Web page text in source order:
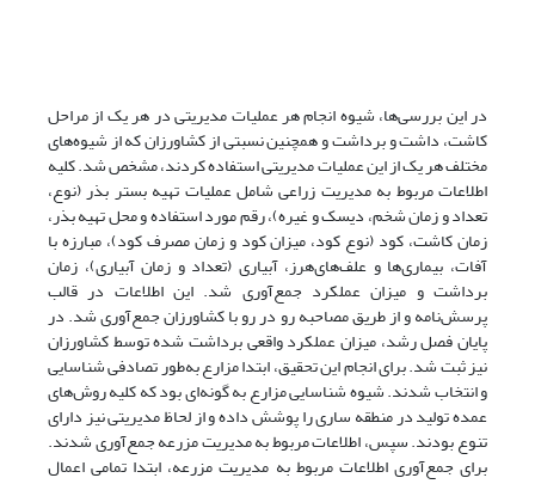
در این بررسی‌ها، شیوه انجام هر عملیات مدیریتی در هر یک از مراحل
کاشت، داشت و برداشت و همچنین نسبتی از کشاورزان که از شیوه‌های
مختلف هر یک از این عملیات مدیریتی استفاده کردند، مشخص شد. کلیه
اطلاعات مربوط به مدیریت زراعی شامل عملیات تهیه بستر بذر (نوع،
تعداد و زمان شخم، دیسک و غیره)، رقم مورد استفاده و محل تهیه بذر،
زمان کاشت، کود (نوع کود، میزان کود و زمان مصرف کود)، مبارزه با
آفات، بیماری‌ها و علف‌های‌هرز، آبیاری (تعداد و زمان آبیاری)، زمان
برداشت و میزان عملکرد جمع‌آوری شد. این اطلاعات در قالب
پرسش‌نامه و از طریق مصاحبه رو در رو با کشاورزان جمع‌آوری شد. در
پایان فصل رشد، میزان عملکرد واقعی برداشت شده توسط کشاورزان
نیز ثبت شد. برای انجام این تحقیق، ابتدا مزارع به‌طور تصادفی شناسایی
و انتخاب شدند. شیوه شناسایی مزارع به گونه‌ای بود که کلیه روش‌های
عمده تولید در منطقه ساری را پوشش داده و از لحاظ مدیریتی نیز دارای
تنوع بودند. سپس، اطلاعات مربوط به مدیریت مزرعه جمع‌آوری شدند.
برای جمع‌آوری اطلاعات مربوط به مدیریت مزرعه، ابتدا تمامی اعمال